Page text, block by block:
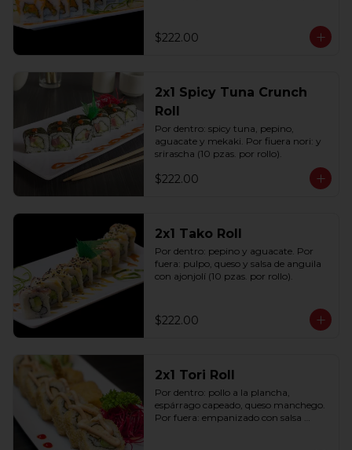
$222.00
2x1 Spicy Tuna Crunch
Roll
Por dentro: spicy tuna, pepino,
aguacate y mekaki. Por fiuera nori: y
srirascha (10 pzas. por rollo).
$222.00
2x1 Tako Roll
Por dentro: pepino y aguacate. Por
fuera: pulpo, queso y salsa de anguila
con ajonjolí (10 pzas. por rollo).
$222.00
2x1 Tori Roll
Por dentro: pollo a la plancha,
espárrago capeado, queso manchego.
Por fuera: empanizado con salsa